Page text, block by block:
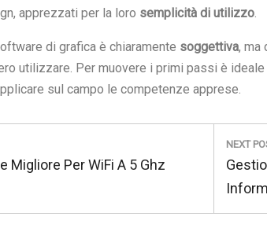
apprezzati per la loro semplicità di utilizzo.
di grafica è chiaramente soggettiva, ma
utilizzare. Per muovere i primi passi è
sul campo le competenze apprese.
Migliore Per WiFi A 5 Ghz
NEXT
Next
Post: